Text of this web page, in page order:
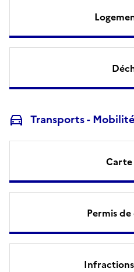
Transports - Mobilité
Carte
Permis